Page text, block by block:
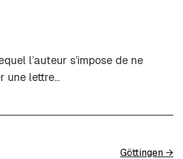
l’auteur s’impose de ne
une lettre...
Göttingen →